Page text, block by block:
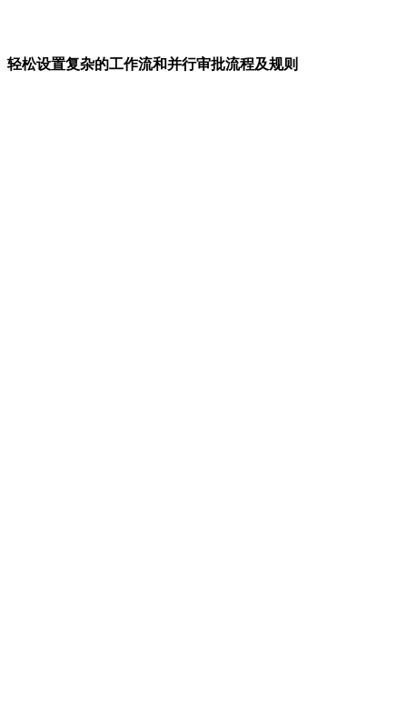
轻松设置复杂的工作流和并行审批流程及规则